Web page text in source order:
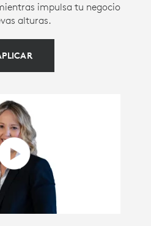
impulsa tu negocio
alturas.